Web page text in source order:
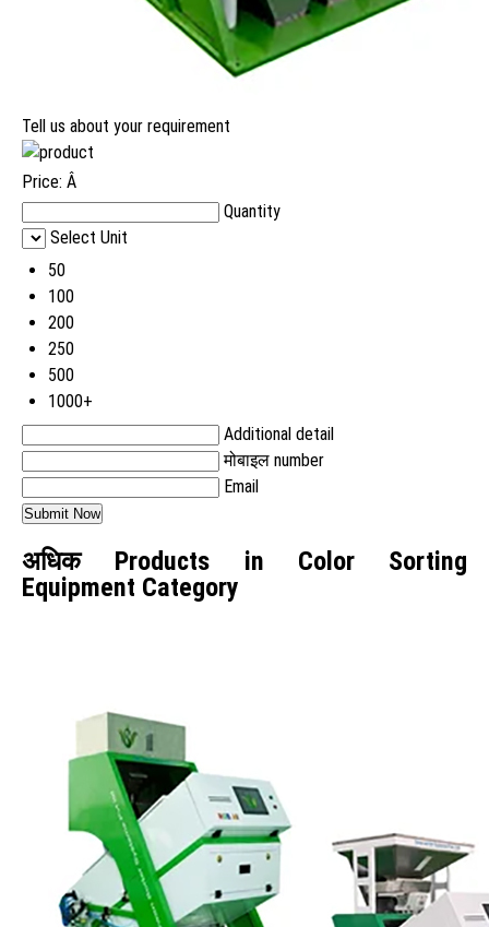
Tell us about your requirement
Price: Â
Quantity
Select Unit
50
100
200
250
500
1000+
Additional detail
मोबाइल number
Email
अधिक Products in Color Sorting
Equipment Category